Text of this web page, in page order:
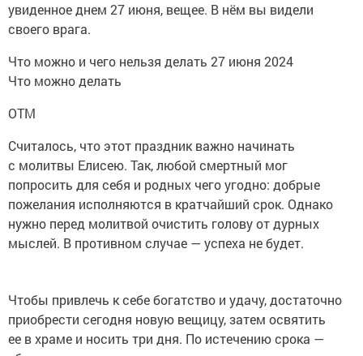
увиденное днем 27 июня, вещее. В нём вы видели
своего врага.
Что можно и чего нельзя делать 27 июня 2024
Что можно делать
OTM
Считалось, что этот праздник важно начинать
с молитвы Елисею. Так, любой смертный мог
попросить для себя и родных чего угодно: добрые
пожелания исполняются в кратчайший срок. Однако
нужно перед молитвой очистить голову от дурных
мыслей. В противном случае — успеха не будет.
Чтобы привлечь к себе богатство и удачу, достаточно
приобрести сегодня новую вещицу, затем освятить
ее в храме и носить три дня. По истечению срока —